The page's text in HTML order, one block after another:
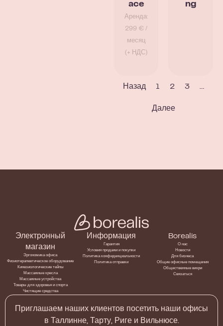
ace
Аренда:
299 € /
месяц
(+ НДС)
ng
Назад 1 2 3 …
Далее
Электронный
магазин
Эргономика офиса
Физиотерапевтическое оборудование
Кинезиологические тейпы
Массажные кресла
Массажные устройства
Товары для здоровья и спорта
Чистящие средства
Информация
Гарантия
Условия продажи и покупки
Политика конфиденциальности
Политика отправки
Borealis
О нас
Новости
Для бизнеса
Общие офисные помещения
Общественные вихри
Связаться
Приглашаем наших клиентов посетить наши офисы
в Таллинне, Тарту, Риге и Вильнюсе.